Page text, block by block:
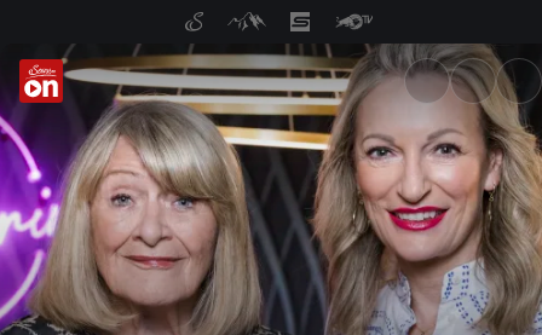
ServusTV On: Livestreams,